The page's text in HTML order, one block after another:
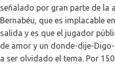
señalado por gran parte de la
Bernabéu, que es implacable
salida y es que el jugador
de amor y un donde-dije-
a ser olvidado el tema. Por